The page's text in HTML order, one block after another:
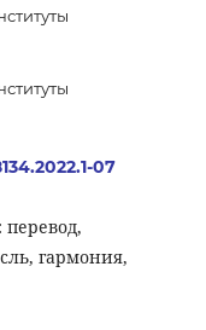
07
гармония,